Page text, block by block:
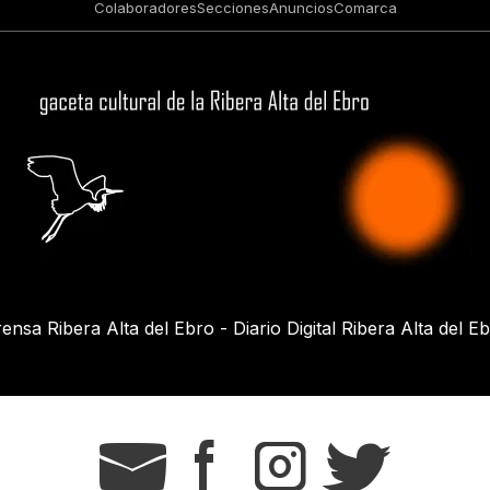
ColaboradoresSeccionesAnunciosComarca
Ribera Alta del Ebro - Diario Digital Ribera Alta del
g s t r